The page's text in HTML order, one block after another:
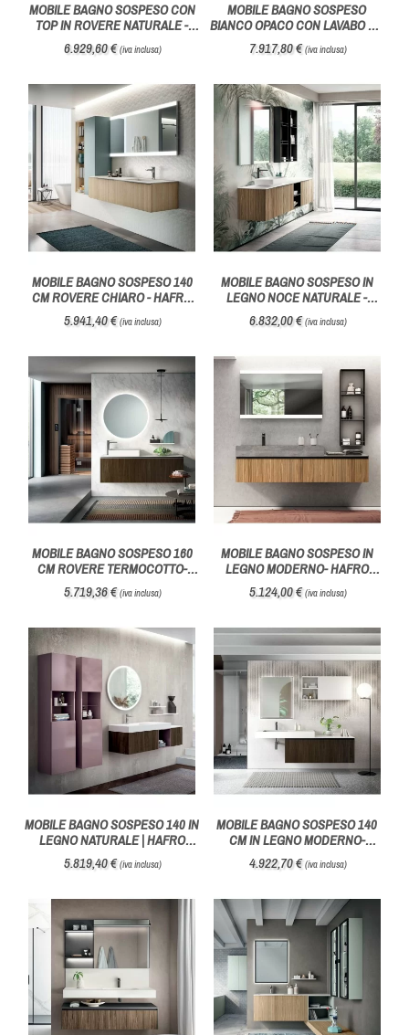
MOBILE BAGNO SOSPESO CON
TOP IN ROVERE NATURALE -
HAFRO GEROMIN
6.929,60 €(iva inclusa)
MOBILE BAGNO SOSPESO
BIANCO OPACO CON LAVABO AD
INCASSO - HAFRO GEROMIN
7.917,80 €(iva inclusa)
MOBILE BAGNO SOSPESO 140
CM ROVERE CHIARO - HAFRO
GEROMIN
5.941,40 €(iva inclusa)
MOBILE BAGNO SOSPESO IN
LEGNO NOCE NATURALE -
HAFRO GEROMIN
6.832,00 €(iva inclusa)
MOBILE BAGNO SOSPESO 160
CM ROVERE TERMOCOTTO-
HAFRO GEROMIN
5.719,36 €(iva inclusa)
MOBILE BAGNO SOSPESO IN
LEGNO MODERNO- HAFRO
GEROMIN
5.124,00 €(iva inclusa)
MOBILE BAGNO SOSPESO 140 IN
LEGNO NATURALE | HAFRO
GEROMIN
5.819,40 €(iva inclusa)
MOBILE BAGNO SOSPESO 140
CM IN LEGNO MODERNO-
HAFRO GEROMIN
4.922,70 €(iva inclusa)